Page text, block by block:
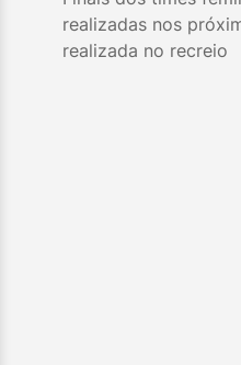
realizadas nos
realizada no recreio